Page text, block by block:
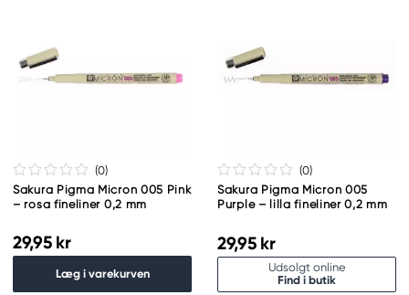
(0)
Sakura Pigma Micron 005 Pink
– rosa fineliner 0,2 mm
29,95 kr
Læg i varekurven
(0)
Sakura Pigma Micron 005
Purple – lilla fineliner 0,2 mm
29,95 kr
Udsolgt online
Find i butik